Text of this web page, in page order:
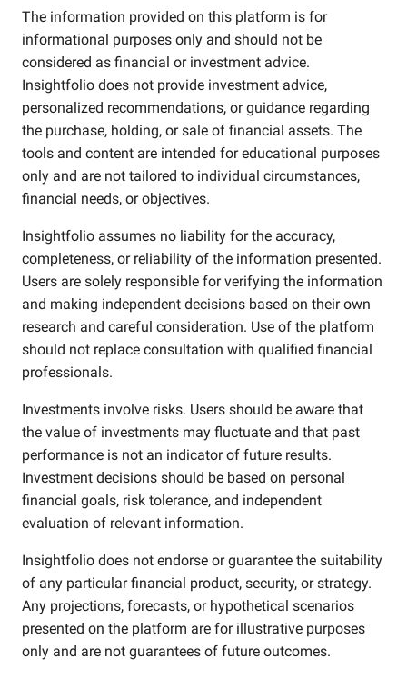
The information provided on this platform is for
informational purposes only and should not be
considered as financial or investment advice.
Insightfolio does not provide investment advice,
personalized recommendations, or guidance regarding
the purchase, holding, or sale of financial assets. The
tools and content are intended for educational purposes
only and are not tailored to individual circumstances,
financial needs, or objectives.
Insightfolio assumes no liability for the accuracy,
completeness, or reliability of the information presented.
Users are solely responsible for verifying the information
and making independent decisions based on their own
research and careful consideration. Use of the platform
should not replace consultation with qualified financial
professionals.
Investments involve risks. Users should be aware that
the value of investments may fluctuate and that past
performance is not an indicator of future results.
Investment decisions should be based on personal
financial goals, risk tolerance, and independent
evaluation of relevant information.
Insightfolio does not endorse or guarantee the suitability
of any particular financial product, security, or strategy.
Any projections, forecasts, or hypothetical scenarios
presented on the platform are for illustrative purposes
only and are not guarantees of future outcomes.